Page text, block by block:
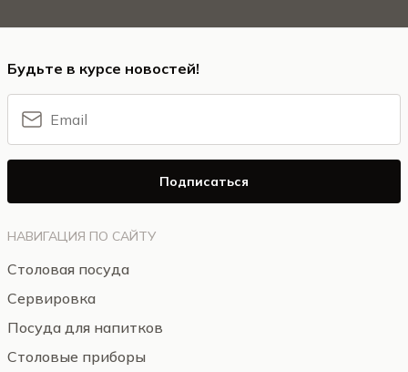
НАВИГАЦИЯ ПО САЙТУ
Столовая посуда
Сервировка
Посуда для напитков
Столовые приборы
Будьте в курсе новостей!
Подписаться